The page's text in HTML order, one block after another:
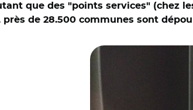
que des "points services" (chez
près de 28.500 communes sont